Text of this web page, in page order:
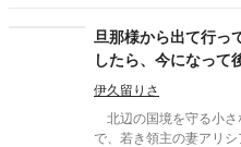
な対応に堪忍袋の緒が
国記念夜会という晴れ
貴族が見守る中、逃げ
きつけ、身勝手な二人と
へと追い込んでいく。
旦那様から出て行っ
したら、今になって
伊久留りさ
北辺の国境を守る小さ
で、若き領主の妻アリ